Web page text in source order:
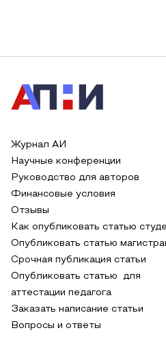
Журнал АИ
Научные конференции
Руководство для авторов
Финансовые условия
Отзывы
Как опубликовать статью
Опубликовать статью
Срочная публикация статьи
Опубликовать статью для
аттестации педагога
Заказать написание статьи
Вопросы и ответы